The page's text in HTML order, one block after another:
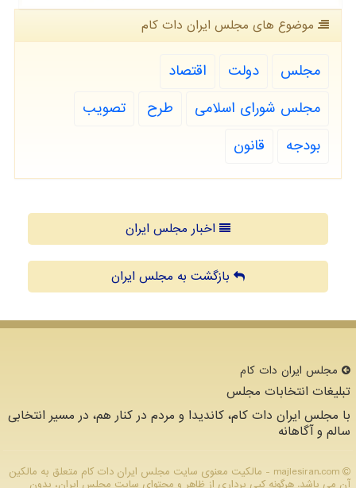
موضوع های مجلس ایران دات كام
مجلس دولت
اقتصاد
مجلس شورای اسلامی
طرح
تصویب
بودجه
قانون
اخبار مجلس ایران
بازگشت به مجلس ایران
مجلس ایران دات كام
تبلیغات انتخابات مجلس
با مجلس ایران دات کام، کاندیدا و مردم در کنار هم، در مسیر انتخابی
سالم و آگاهانه
majlesiran.com - مالکیت معنوی سایت مجلس ایران دات كام متعلق به مالکین
آن می باشد. هرگونه کپی برداری از ظاهر و محتوای سایت مجلس ایران، بدون